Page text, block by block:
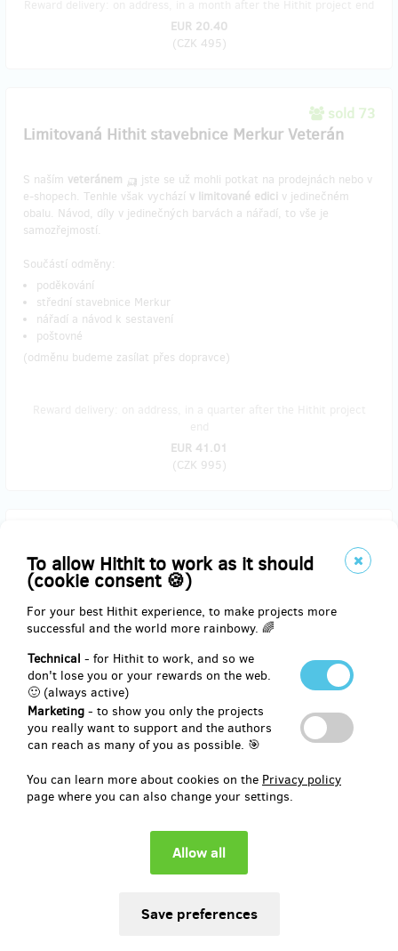
To allow Hithit to work as it should
(cookie consent 🍪)
For your best Hithit experience, to make projects more
successful and the world more rainbowy. 🌈
Technical - for Hithit to work, and so we
don't lose you or your rewards on the web.
🙂 (always active)
Marketing - to show you only the projects
you really want to support and the authors
can reach as many of you as possible. 🎯
You can learn more about cookies on the Privacy policy
page where you can also change your settings.
EUR 20.40
(CZK 495)
sold 73
Limitovaná Hithit stavebnice Merkur Veterán
S naším veteránem 🛺 jste se už mohli potkat na prodejnách nebo v
e-shopech. Tenhle však vychází v limitované edici v jedinečném
obalu. Návod, díly v jedinečných barvách a nářadí, to vše je
samozřejmostí.
Součástí odměny:
poděkování
střední stavebnice Merkur
nářadí a návod k sestavení
poštovné
(odměnu budeme zasílat přes dopravce)
EUR 41.01
(CZK 995)
Stavebnice Merkur Pouštní kamion
Když si ji ale objednáte zde, tak jí dostanete ještě dřív, než se
dostane na konci roku oficiálně do regálů. 🤯
Kamión naši designéři navrhovali na motivy závodních speciálů,
které se účastní legendární rallye Dakar.
Součástí odměny:
poděkování
velká stavebnice Merkur
poštovné
(odměnu budeme zasílat přes dopravce)
Reward delivery: on address, in a quarter after the Hithit project